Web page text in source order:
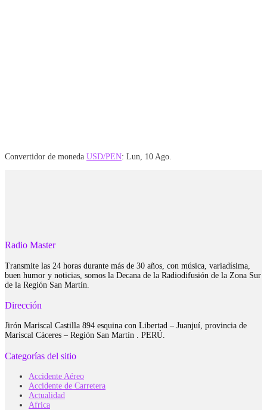
Convertidor de moneda USD/PEN: Lun, 10 Ago.
Radio Master
Transmite las 24 horas durante más de 30 años, con música, variadísima,
buen humor y noticias, somos la Decana de la Radiodifusión de la Zona Sur
de la Región San Martín.
Dirección
Jirón Mariscal Castilla 894 esquina con Libertad – Juanjuí, provincia de
Mariscal Cáceres – Región San Martín . PERÚ.
Categorías del sitio
Accidente Aéreo
Accidente de Carretera
Actualidad
Africa